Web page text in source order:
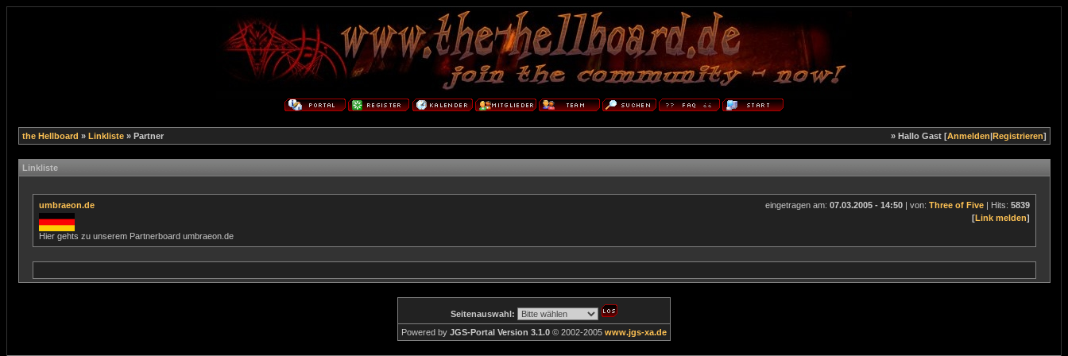
the Hellboard » Linkliste» Partner » Hallo Gast [Anmelden|Registrieren]
Linkliste
umbraeon.de eingetragen am: 07.03.2005 - 14:50| von: Three of Five| Hits: 5839
Hier gehts zu unserem Partnerboard umbraeon.de
[Link melden]
Seitenauswahl:
Powered by JGS-Portal Version 3.1.0 © 2002-2005 www.jgs-xa.de